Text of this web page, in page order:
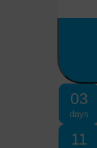
03
days
11